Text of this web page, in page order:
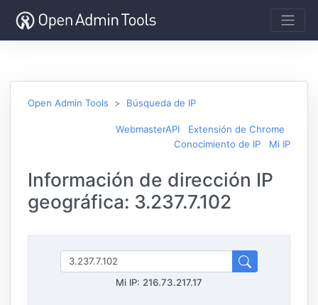
Open Admin Tools Búsqueda de IP
WebmasterAPI
Extensión de Chrome
Conocimiento de IP
Mi IP
Información de dirección IP
geográfica: 3.237.7.102
Mi IP: 216.73.217.17